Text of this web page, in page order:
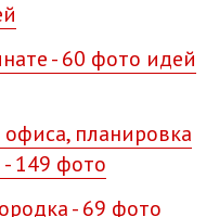
- 60 фото идей
планировка
149 фото
- 69 фото